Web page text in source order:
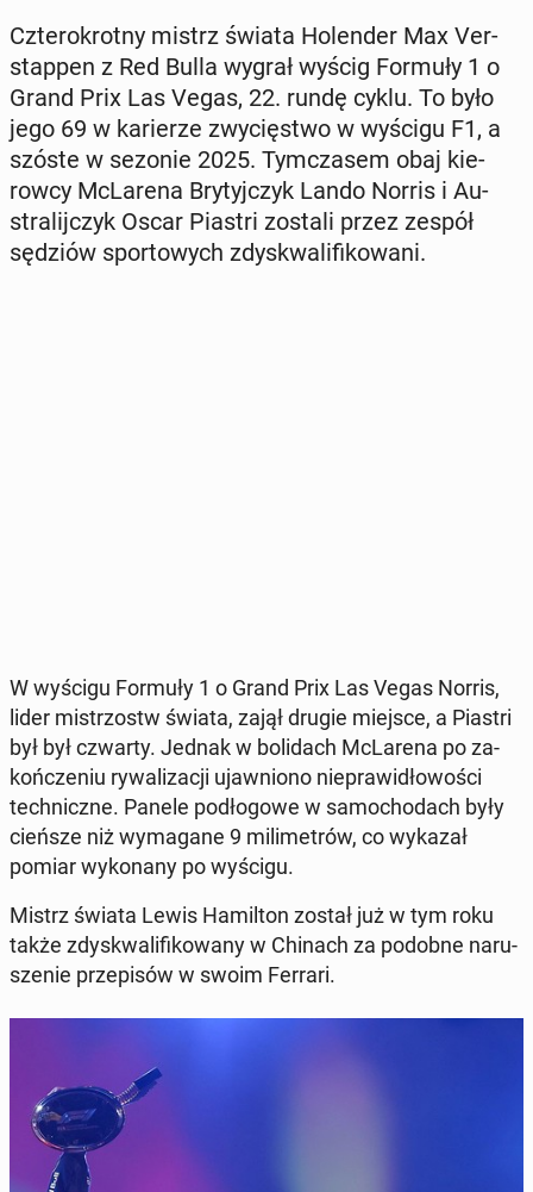
Czte­ro­krot­ny mistrz świata Ho­len­der Max Ver­
stap­pen z Red Bulla wygrał wyścig Formuły 1 o
Grand Prix Las Vegas, 22. rundę cyklu. To było
jego 69 w ka­rie­rze zwy­cię­stwo w wyścigu F1, a
szóste w sezonie 2025. Tym­cza­sem obaj kie­
row­cy McLa­re­na Bry­tyj­czyk Lando Norris i Au­
stra­lij­czyk Oscar Piastri zostali przez zespół
sędziów spor­to­wych zdys­kwa­li­fi­ko­wa­ni.
W wyścigu Formuły 1 o Grand Prix Las Vegas Norris,
lider mi­strzostw świata, zajął drugie miejsce, a Piastri
był był czwarty. Jednak w bo­li­dach McLa­re­na po za­
koń­cze­niu ry­wa­li­za­cji ujaw­nio­no nie­pra­wi­dło­wo­ści
tech­nicz­ne. Panele pod­ło­go­we w sa­mo­cho­dach były
cieńsze niż wy­ma­ga­ne 9 mi­li­me­trów, co wykazał
pomiar wy­ko­na­ny po wyścigu.
Mistrz świata Lewis Ha­mil­ton został już w tym roku
także zdys­kwa­li­fi­ko­wa­ny w Chinach za podobne na­ru­
sze­nie prze­pi­sów w swoim Ferrari.